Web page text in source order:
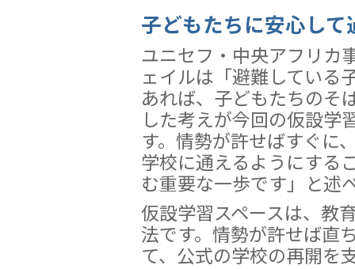
子どもたちに安心し
ユニセフ・中央アフリカ
ェイルは「避難している
あれば、子どもたちのそ
した考えが今回の仮設学
す。情勢が許せばすぐに
学校に通えるようにする
む重要な一歩です」と述
仮設学習スペースは、教
法です。情勢が許せば直
て、公式の学校の再開を